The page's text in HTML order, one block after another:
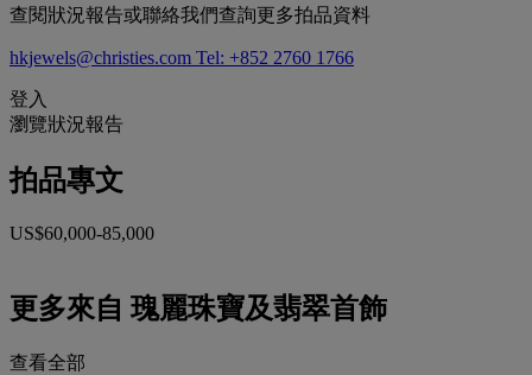
查閱狀況報告或聯絡我們查詢更多拍品資料
hkjewels@christies.com Tel: +852 2760 1766
登入
瀏覽狀況報告
拍品專文
US$60,000-85,000
更多來自 瑰麗珠寶及翡翠首飾
查看全部